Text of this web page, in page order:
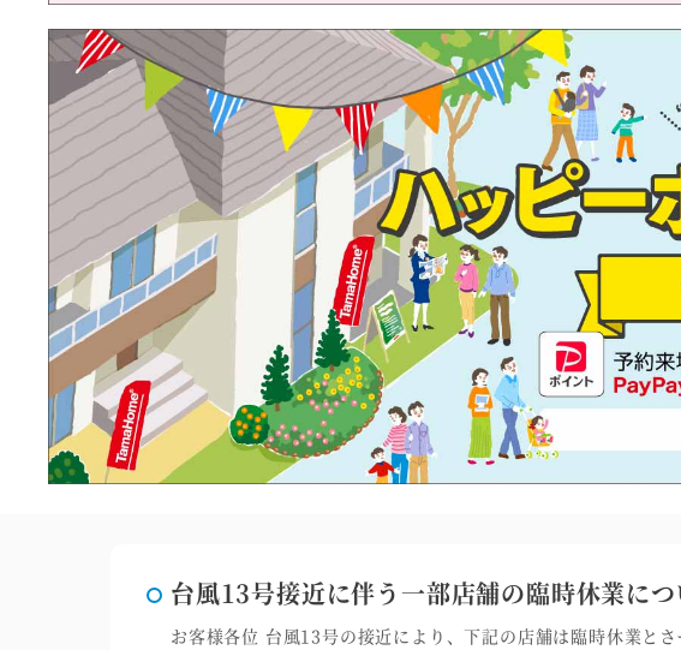
台風13号接近に伴う一部店舗の臨時休業につ
お客様各位 台風13号の接近により、下記の店舗は臨時休業